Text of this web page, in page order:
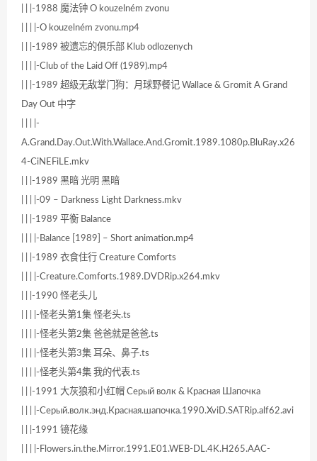
| | |-1988 魔法钟 O kouzelném zvonu
| | | |-O kouzelném zvonu.mp4
| | |-1989 被遗忘的俱乐部 Klub odlozenych
| | | |-Club of the Laid Off (1989).mp4
| | |-1989 超级无敌掌门狗：月球野餐记 Wallace & Gromit A Grand
Day Out 中字
| | | |-
A.Grand.Day.Out.With.Wallace.And.Gromit.1989.1080p.BluRay.x26
4-CiNEFiLE.mkv
| | |-1989 黑暗 光明 黑暗
| | | |-09 – Darkness Light Darkness.mkv
| | |-1989 平衡 Balance
| | | |-Balance [1989] – Short animation.mp4
| | |-1989 衣食住行 Creature Comforts
| | | |-Creature.Comforts.1989.DVDRip.x264.mkv
| | |-1990 怪老头儿
| | | |-怪老头第1集 怪老头.ts
| | | |-怪老头第2集 爸爸就是爸爸.ts
| | | |-怪老头第3集 耳朵、鼻子.ts
| | | |-怪老头第4集 我的代表.ts
| | |-1991 大灰狼和小红帽 Серый волк & Красная Шапочка
| | | |-Серый.волк.энд.Красная.шапочка.1990.XviD.SATRip.alf62.avi
| | |-1991 镜花缘
| | | |-Flowers.in.the.Mirror.1991.E01.WEB-DL.4K.H265.AAC-